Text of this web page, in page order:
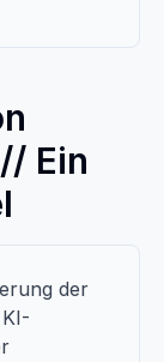
Ein
der